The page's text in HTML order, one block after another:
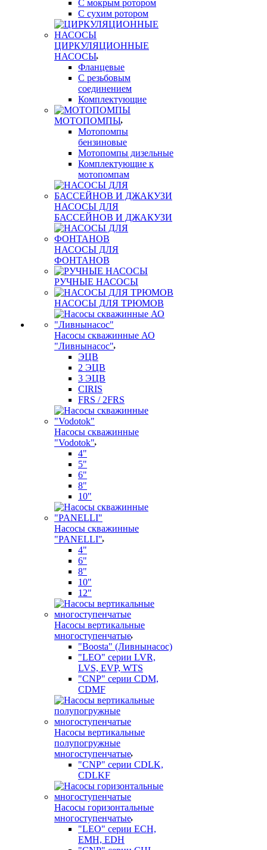
С мокрым ротором
С сухим ротором
ЦИРКУЛЯЦИОННЫЕ
НАСОСЫ
Фланцевые
С резьбовым
соединением
Комплектующие
МОТОПОМПЫ
Мотопомпы
бензиновые
Мотопомпы дизельные
Комплектующие к
мотопомпам
НАСОСЫ ДЛЯ
БАССЕЙНОВ И ДЖАКУЗИ
НАСОСЫ ДЛЯ
ФОНТАНОВ
РУЧНЫЕ НАСОСЫ
НАСОСЫ ДЛЯ ТРЮМОВ
Насосы скважинные АО
"Ливнынасос"
ЭЦВ
2 ЭЦВ
3 ЭЦВ
CIRIS
FRS / 2FRS
Насосы скважинные
"Vodotok"
4"
5"
6"
8"
10"
Насосы скважинные
"PANELLI"
4"
6"
8"
10"
12"
Насосы вертикальные
многоступенчатые
"Boosta" (Ливнынасос)
"LEO" серии LVR,
LVS, EVP, WTS
"CNP" серии CDM,
CDMF
Насосы вертикальные
полупогружные
многоступенчатые
"CNP" серии CDLK,
CDLKF
Насосы горизонтальные
многоступенчатые
"LEO" серии ECH,
EMH, EDH